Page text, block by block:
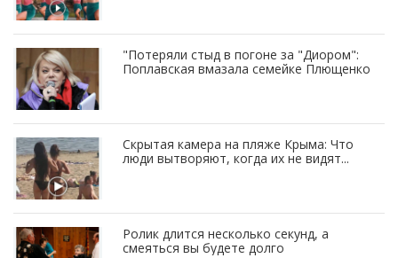
"Потеряли стыд в погоне за "Диором":
Поплавская вмазала семейке Плющенко
Скрытая камера на пляже Крыма: Что
люди вытворяют, когда их не видят...
Ролик длится несколько секунд, а
смеяться вы будете долго